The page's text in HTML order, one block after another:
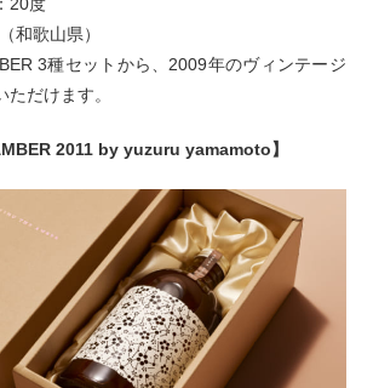
和歌山県）
3種セットから、2009年のヴィンテージ
だけます。
2011 by yuzuru yamamoto】